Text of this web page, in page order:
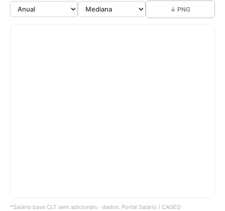
↓ PNG
*Salário base CLT sem adicionais · dados: Portal Salário / CAGED